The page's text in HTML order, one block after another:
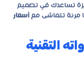
تساعدك في تصميم
تتماشى مع أسعار